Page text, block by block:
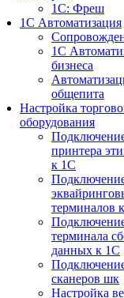
1С: Фреш
1С Автоматизация
1C
бизнеса
общепита
Настройка
оборудования
принтера
к 1С
терминалов
терминала
данных к 1С
сканеров шк
Настройка